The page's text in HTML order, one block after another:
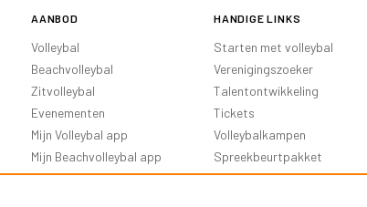
AANBOD
Volleybal
Beachvolleybal
Zitvolleybal
Evenementen
Mijn Volleybal app
Mijn Beachvolleybal app
HANDIGE LINKS
Starten met volleybal
Verenigingszoeker
Talentontwikkeling
Tickets
Volleybalkampen
Spreekbeurtpakket
Oranje Ambassadeurs